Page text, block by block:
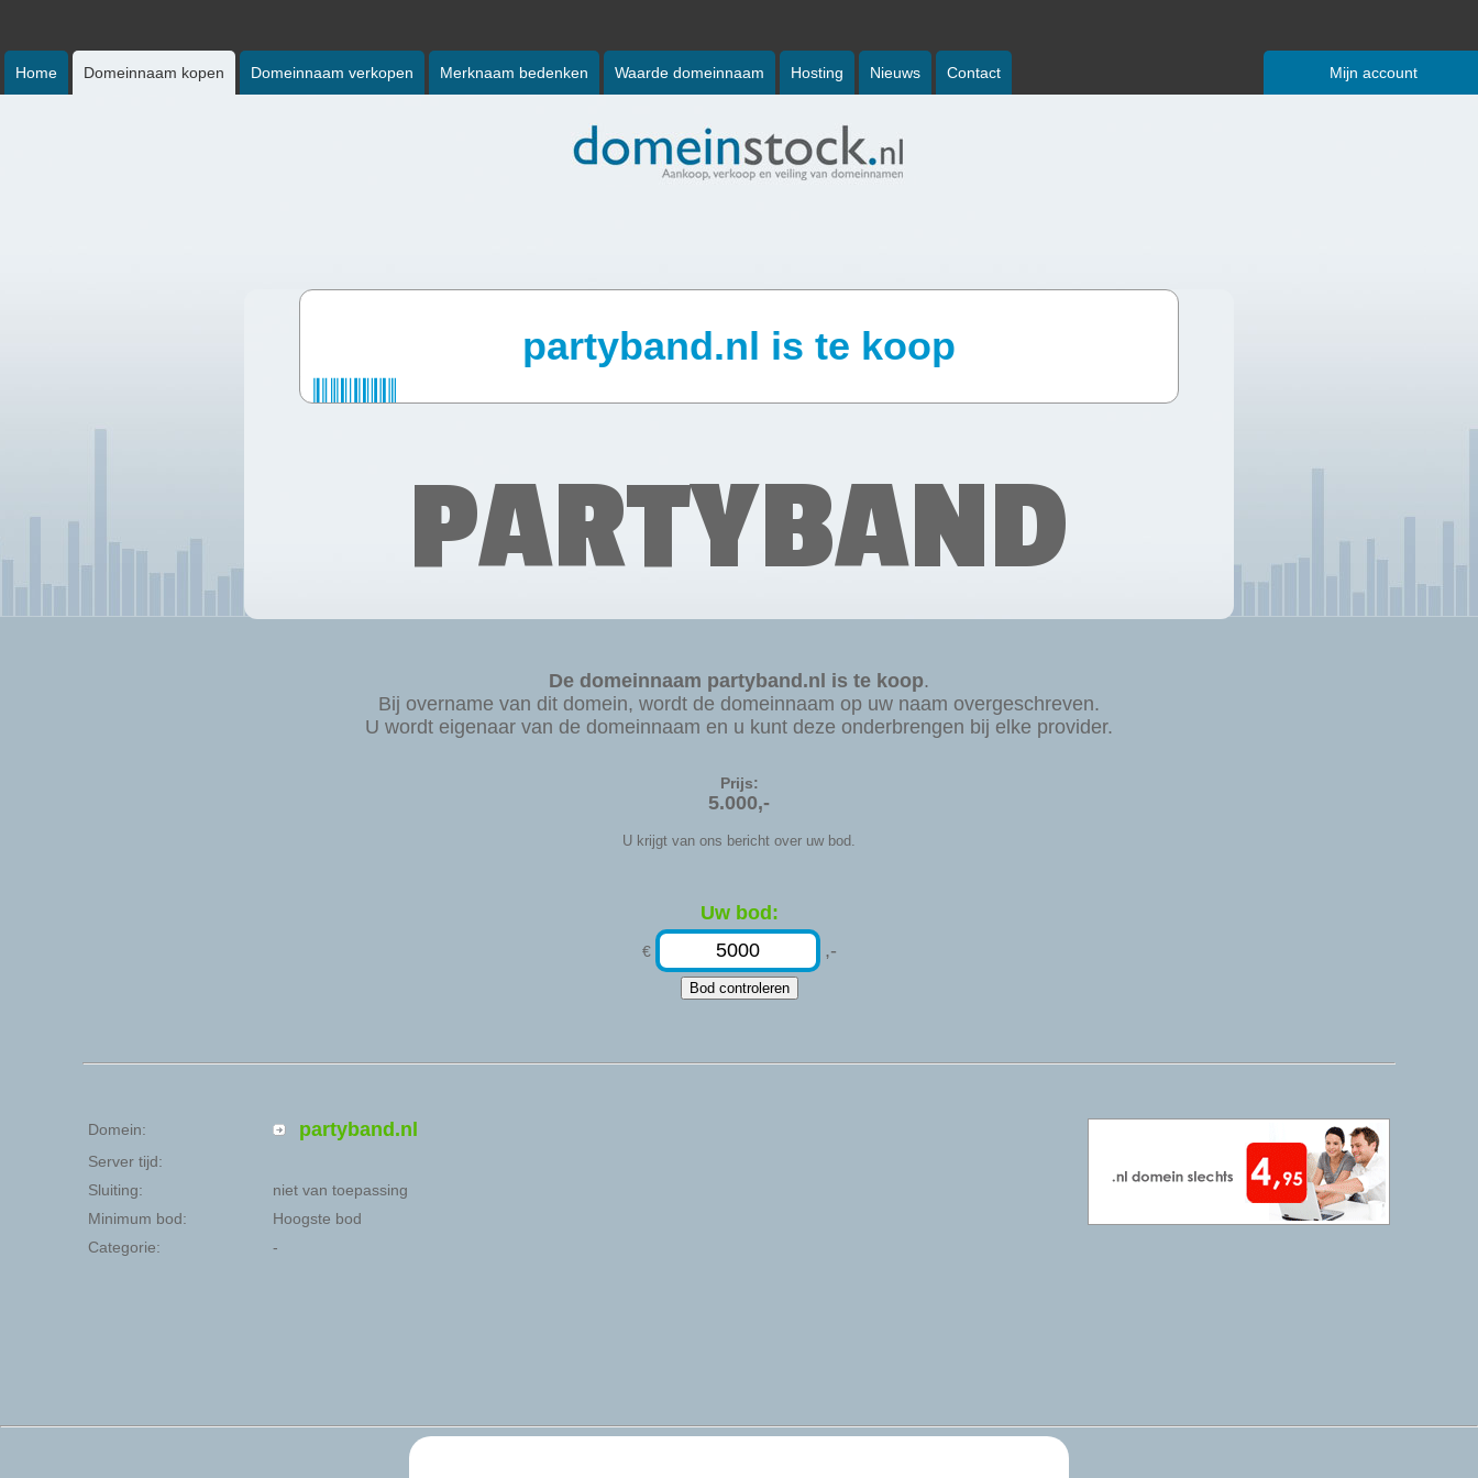
Home Domeinnaam kopen Domeinnaam verkopen Merknaam bedenken Waarde domeinnaam Hosting Nieuws Contact Mijn account
partyband.nl is te koop
PARTYBAND
De domeinnaam partyband.nl is te koop.
Bij overname van dit domein, wordt de domeinnaam op uw naam overgeschreven.
U wordt eigenaar van de domeinnaam en u kunt deze onderbrengen bij elke provider.
Prijs:
5.000,-
U krijgt van ons bericht over uw bod.
Uw bod:
€ ,-
Domein: partyband.nl
Server tijd:
Sluiting:
niet van toepassing
Minimum bod:
Hoogste bod
Categorie:
-